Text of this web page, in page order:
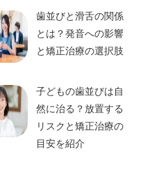
歯並びと滑舌の関係
とは？発音への影響
と矯正治療の選択肢
子どもの歯並びは自
然に治る？放置する
リスクと矯正治療の
目安を紹介